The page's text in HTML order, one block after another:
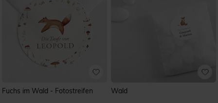
Fuchs im Wald - Fotostreifen Wald